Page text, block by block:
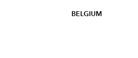
BELGIUM